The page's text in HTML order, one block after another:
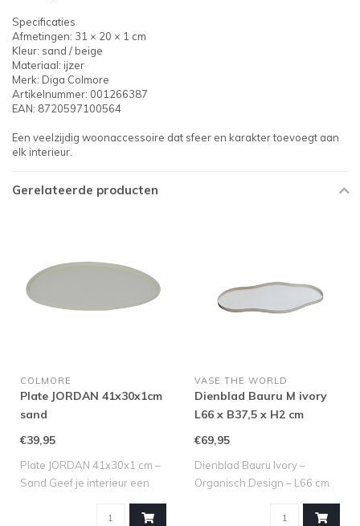
Specificaties
Afmetingen: 31 × 20 × 1 cm
Kleur: sand / beige
Materiaal: ijzer
Merk: Diga Colmore
Artikelnummer: 001266387
EAN: 8720597100564
Een veelzijdig woonaccessoire dat sfeer en karakter toevoegt aan
elk interieur.
Gerelateerde producten
COLMORE
Plate JORDAN 41x30x1cm
sand
€39,95
Plate JORDAN 41x30x1 cm –
Sand Geef je interieur een
VASE THE WORLD
Dienblad Bauru M ivory
L66 x B37,5 x H2 cm
€69,95
Dienblad Bauru Ivory –
Organisch Design – L66 cm